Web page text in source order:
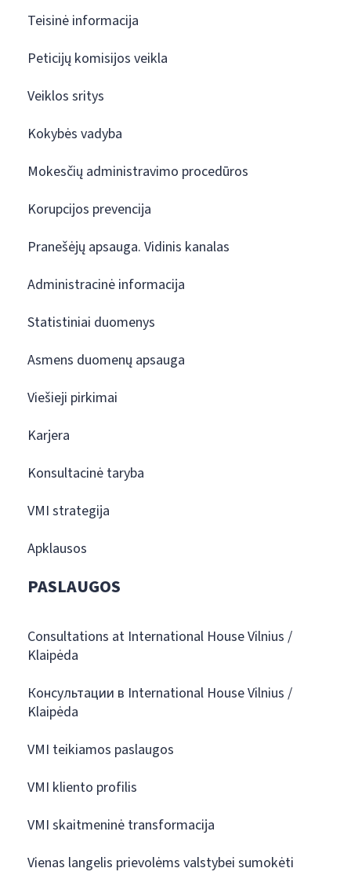
Teisinė informacija
Peticijų komisijos veikla
Veiklos sritys
Kokybės vadyba
Mokesčių administravimo procedūros
Korupcijos prevencija
Pranešėjų apsauga. Vidinis kanalas
Administracinė informacija
Statistiniai duomenys
Asmens duomenų apsauga
Viešieji pirkimai
Karjera
Konsultacinė taryba
VMI strategija
Apklausos
PASLAUGOS
Consultations at International House Vilnius /
Klaipėda
Консультации в International House Vilnius /
Klaipėda
VMI teikiamos paslaugos
VMI kliento profilis
VMI skaitmeninė transformacija
Vienas langelis prievolėms valstybei sumokėti